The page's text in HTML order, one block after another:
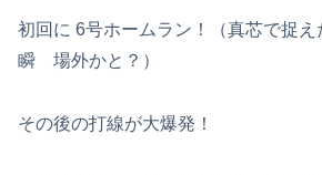
初回に 6号ホームラン！（真芯で捉
瞬 場外かと？）
その後の打線が大爆発！